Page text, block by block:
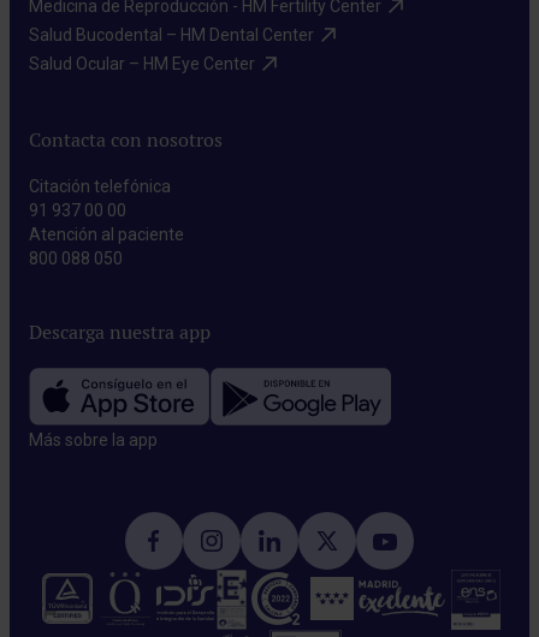
Medicina de Reproducción - HM Fertility Center​
Salud Bucodental – HM Dental Center​
Salud Ocular – HM Eye Center​
Contacta con nosotros
Citación telefónica
91 937 00 00
Atención al paciente
800 088 050
Descarga nuestra app
Más sobre la app​